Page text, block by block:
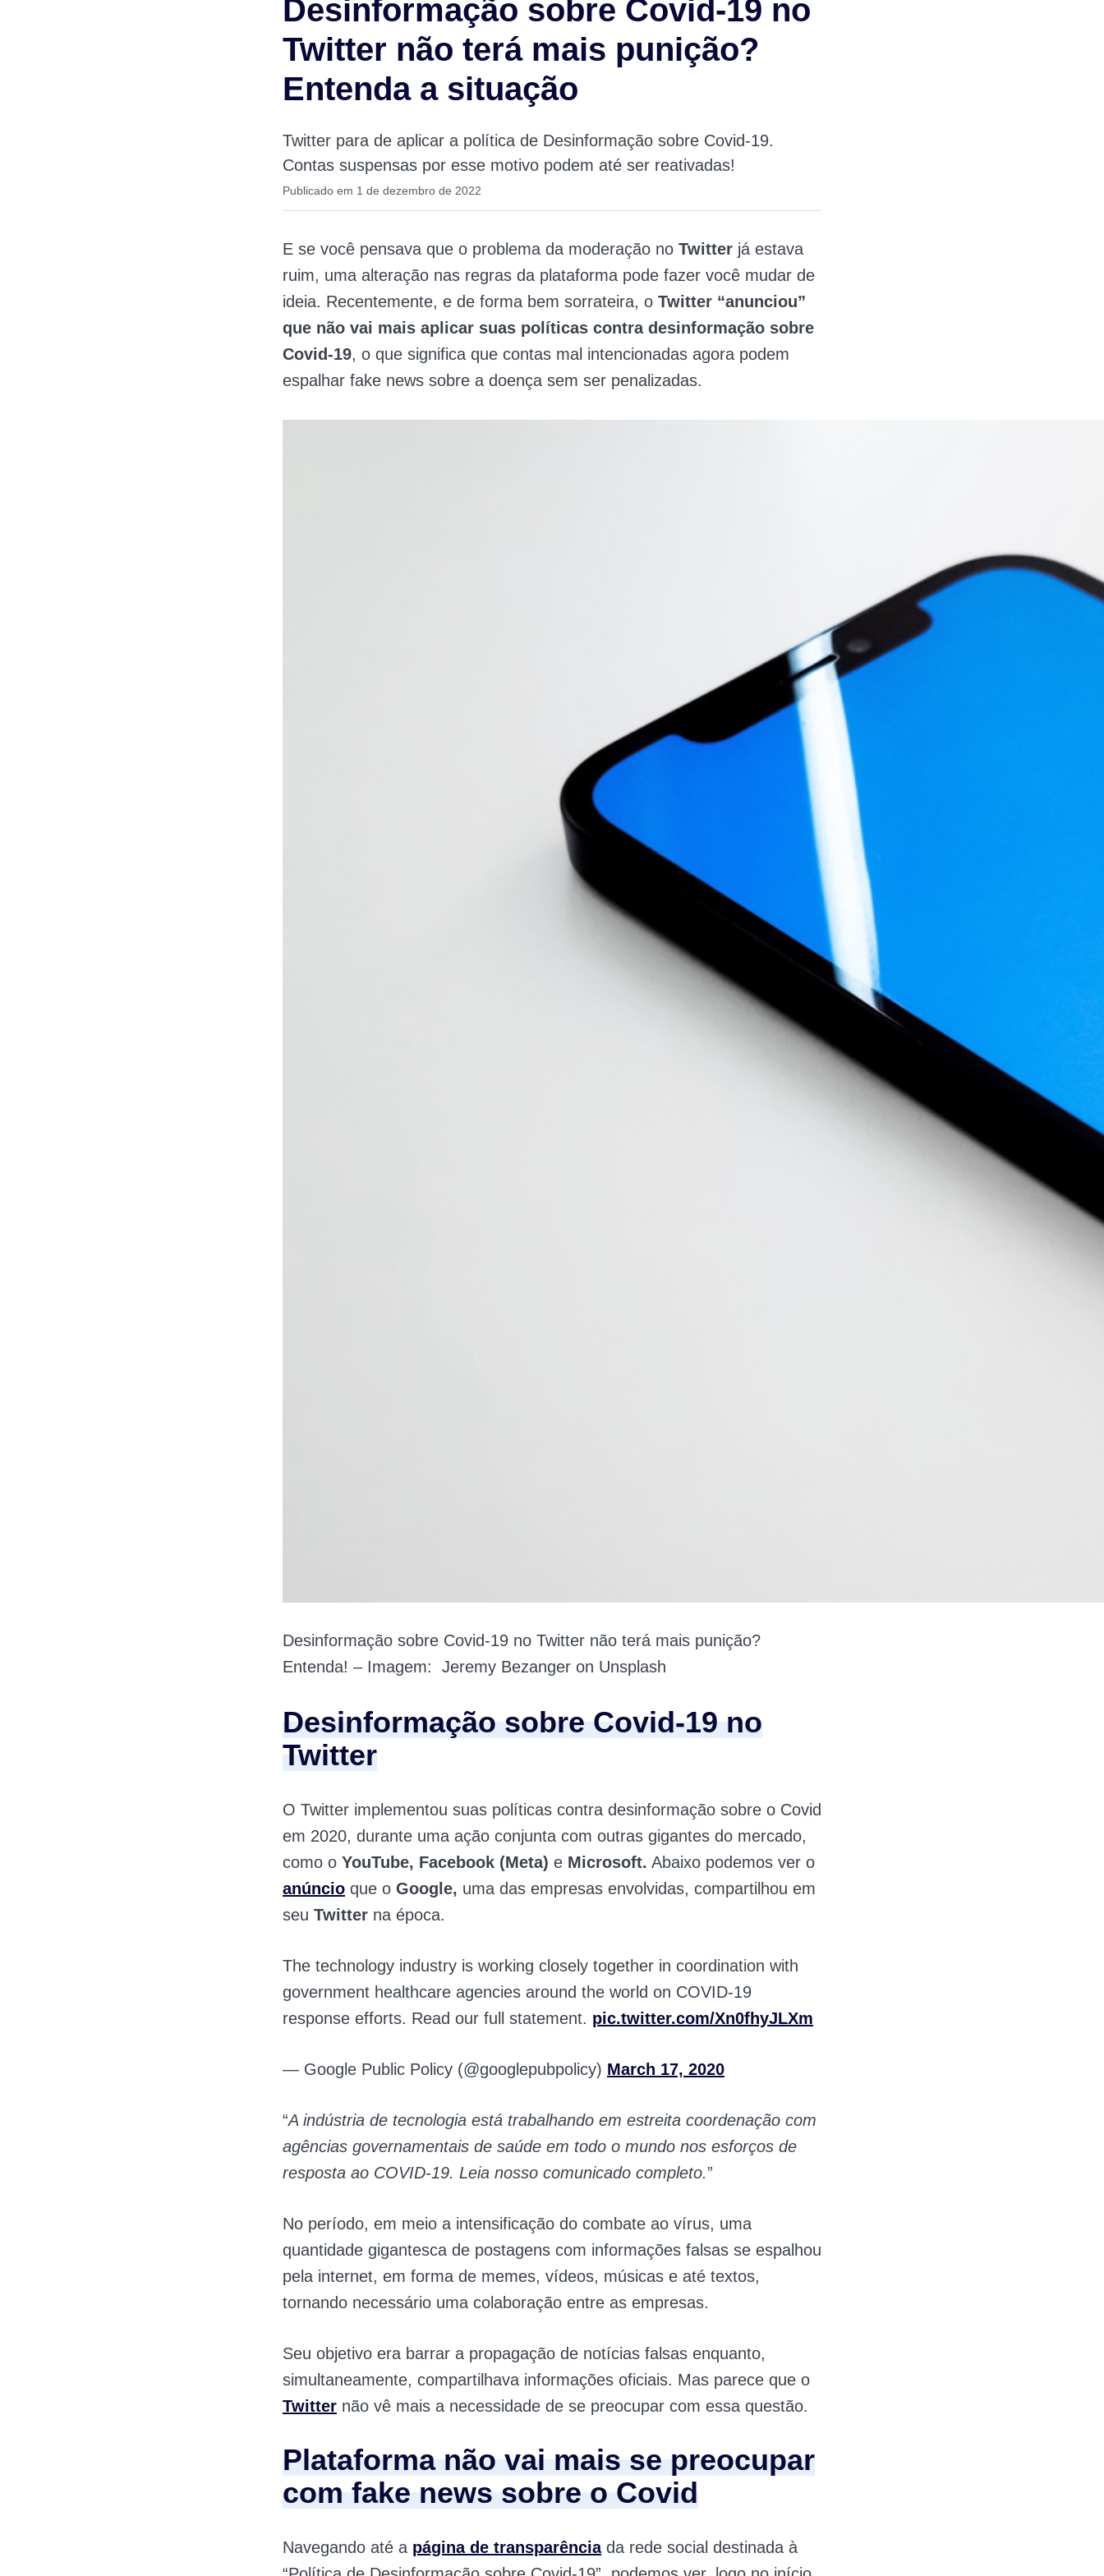
Desinformação sobre Covid-19 no
Twitter não terá mais punição?
Entenda a situação
Twitter para de aplicar a política de Desinformação sobre Covid-19.
Contas suspensas por esse motivo podem até ser reativadas!
Publicado em 1 de dezembro de 2022
E se você pensava que o problema da moderação no Twitter já estava
ruim, uma alteração nas regras da plataforma pode fazer você mudar de
ideia. Recentemente, e de forma bem sorrateira, o Twitter “anunciou”
que não vai mais aplicar suas políticas contra desinformação sobre
Covid-19, o que significa que contas mal intencionadas agora podem
espalhar fake news sobre a doença sem ser penalizadas.
Desinformação sobre Covid-19 no Twitter não terá mais punição?
Entenda! – Imagem: Jeremy Bezanger on Unsplash
Desinformação sobre Covid-19 no
Twitter
O Twitter implementou suas políticas contra desinformação sobre o Covid
em 2020, durante uma ação conjunta com outras gigantes do mercado,
como o YouTube, Facebook (Meta) e Microsoft. Abaixo podemos ver o
anúncio que o Google, uma das empresas envolvidas, compartilhou em
seu Twitter na época.
The technology industry is working closely together in coordination with
government healthcare agencies around the world on COVID-19
response efforts. Read our full statement. pic.twitter.com/Xn0fhyJLXm
— Google Public Policy (@googlepubpolicy) March 17, 2020
“A indústria de tecnologia está trabalhando em estreita coordenação com
agências governamentais de saúde em todo o mundo nos esforços de
resposta ao COVID-19. Leia nosso comunicado completo.”
No período, em meio a intensificação do combate ao vírus, uma
quantidade gigantesca de postagens com informações falsas se espalhou
pela internet, em forma de memes, vídeos, músicas e até textos,
tornando necessário uma colaboração entre as empresas.
Seu objetivo era barrar a propagação de notícias falsas enquanto,
simultaneamente, compartilhava informações oficiais. Mas parece que o
Twitter não vê mais a necessidade de se preocupar com essa questão.
Plataforma não vai mais se preocupar
com fake news sobre o Covid
Navegando até a página de transparênciada rede social destinada à